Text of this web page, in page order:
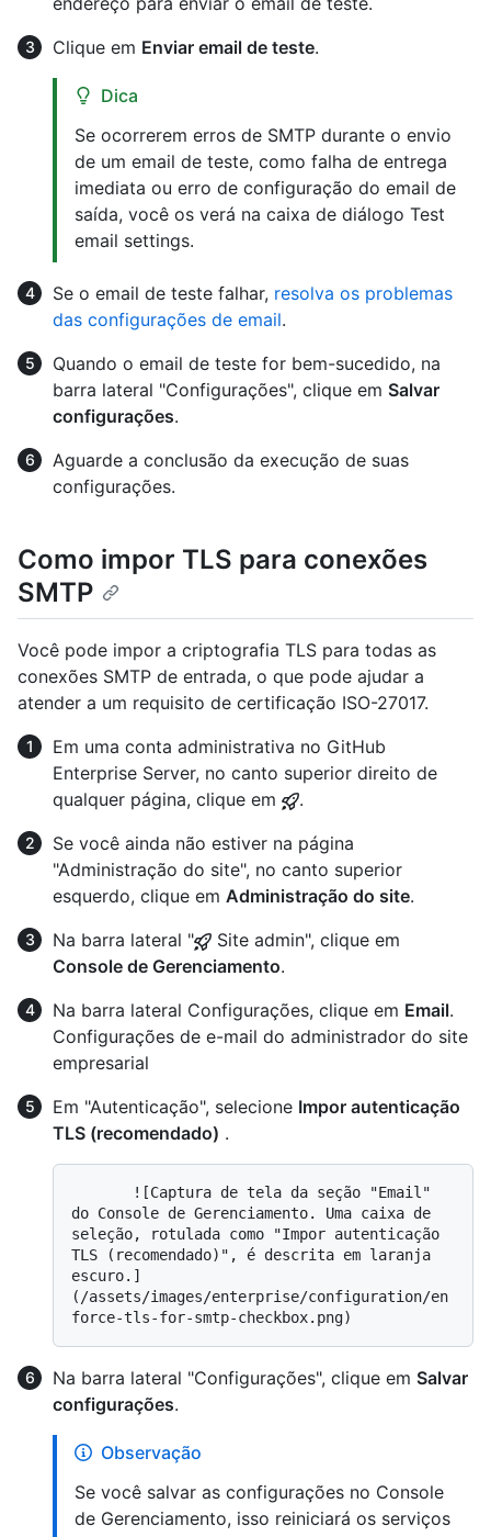
Clique em Enviar email de teste.
Dica
Se ocorrerem erros de SMTP durante o envio
de um email de teste, como falha de entrega
imediata ou erro de configuração do email de
saída, você os verá na caixa de diálogo Test
email settings.
Se o email de teste falhar, resolva os problemas
das configurações de email.
Quando o email de teste for bem-sucedido, na
barra lateral "Configurações", clique em Salvar
configurações.
Aguarde a conclusão da execução de suas
configurações.
Como impor TLS para conexões
SMTP
Você pode impor a criptografia TLS para todas as
conexões SMTP de entrada, o que pode ajudar a
atender a um requisito de certificação ISO-27017.
Em uma conta administrativa no GitHub
Enterprise Server, no canto superior direito de
qualquer página, clique em
.
Se você ainda não estiver na página
"Administração do site", no canto superior
esquerdo, clique em Administração do site.
Na barra lateral "
Site admin", clique em
Console de Gerenciamento.
Na barra lateral Configurações, clique em Email.
Configurações de e-mail do administrador do site
empresarial
Em "Autenticação", selecione Impor autenticação
TLS (recomendado) .
do Console de Gerenciamento. Uma caixa de
seleção, rotulada como "Impor autenticação
TLS (recomendado)", é descrita em laranja
escuro.]
(/assets/images/enterprise/configuration/en
Na barra lateral "Configurações", clique em Salvar
configurações.
Observação
Se você salvar as configurações no Console
de Gerenciamento, isso reiniciará os serviços